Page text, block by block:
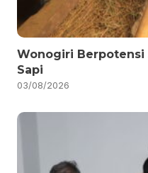
Wonogiri Berpotensi
Sapi
03/08/2026